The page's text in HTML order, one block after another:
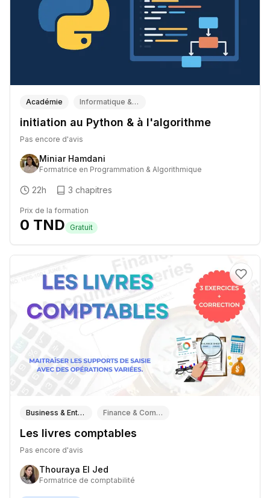
Académie Informatique & algorithmique
initiation au Python & à l'algorithme
Pas encore d'avis
Miniar Hamdani
Formatrice en Programmation & Algorithmique
22h 3 chapitres
Prix de la formation
0 TND Gratuit
Business & Entrepreneuriat Finance & Comptabilité
Les livres comptables
Pas encore d'avis
Thouraya El Jed
Formatrice de comptabilité